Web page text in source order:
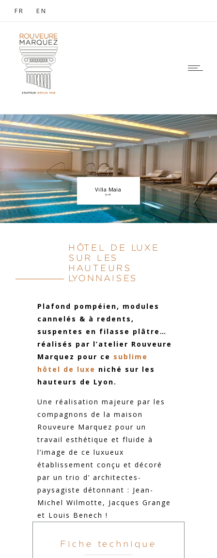
FR EN
Villa Maïa
Lyon
HÔTEL DE LUXE
SUR LES
HAUTEURS
LYONNAISES
Plafond pompéien, modules
cannelés & à redents,
suspentes en filasse plâtre…
réalisés par l’atelier Rouveure
Marquez pour ce sublime
hôtel de luxe niché sur les
hauteurs de Lyon.
Une réalisation majeure par les
compagnons de la maison
Rouveure Marquez pour un
travail esthétique et fluide à
l’image de ce luxueux
établissement conçu et décoré
par un trio d’ architectes-
paysagiste détonnant : Jean-
Michel Wilmotte, Jacques Grange
et Louis Benech !
Fiche technique